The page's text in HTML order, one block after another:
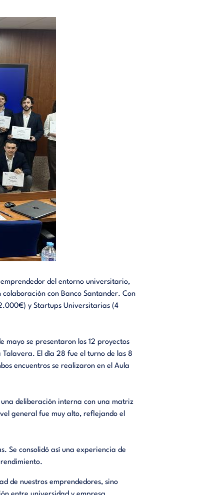
del entorno universitario,
con Banco Santander. Con
y Startups Universitarias (4
mayo se presentaron los 12 proyectos
El día 28 fue el turno de las 8
encuentros se realizaron en el Aula
deliberación interna con una matriz
general fue muy alto, reflejando el
Se consolidó así una experiencia de
de nuestros emprendedores, sino